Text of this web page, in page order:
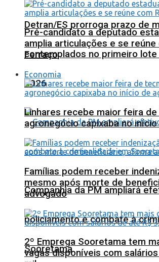
Detran/ES prorroga prazo de
contemplados no primeiro lote
2026
Companhia da PM ampliará
policiamento e combate à
Sooretama
Pré-candidato a deputado
amplia articulações e se reúne
Ferraço
Economia
Linhares recebe maior feira
agronegócio capixaba no
Famílias podem receber
mesmo após morte de
advogado
2º Emprega Sooretama tem
vagas disponíveis com